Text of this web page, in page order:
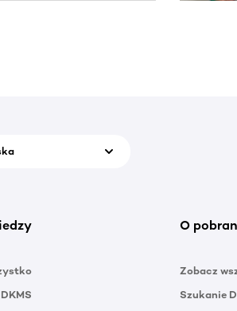
O
Zobacz
Szukanie